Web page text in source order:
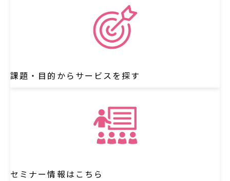
課題・目的からサービスを探す
セミナー情報はこちら